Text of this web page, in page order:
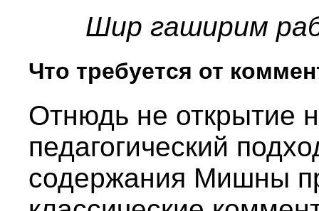
Шир гаширим
Что требуется от
Отнюдь не открытие
педагогический
содержания Мишны